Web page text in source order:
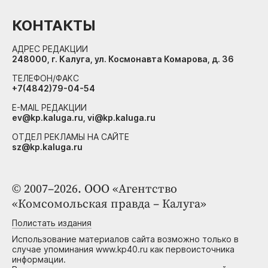
© 2007–2026. ООО «Агентство
«Комсомольская правда – Калуга»
Полистать издания
Использование материалов сайта возможно только в
случае упоминания www.kp40.ru как первоисточника
информации.
КОНТАКТЫ
АДРЕС РЕДАКЦИИ
248000, г. Калуга, ул. Космонавта Комарова, д. 36
ТЕЛЕФОН/ФАКС
+7(4842)79-04-54
E-MAIL РЕДАКЦИИ
ev@kp.kaluga.ru, vi@kp.kaluga.ru
ОТДЕЛ РЕКЛАМЫ НА САЙТЕ
sz@kp.kaluga.ru